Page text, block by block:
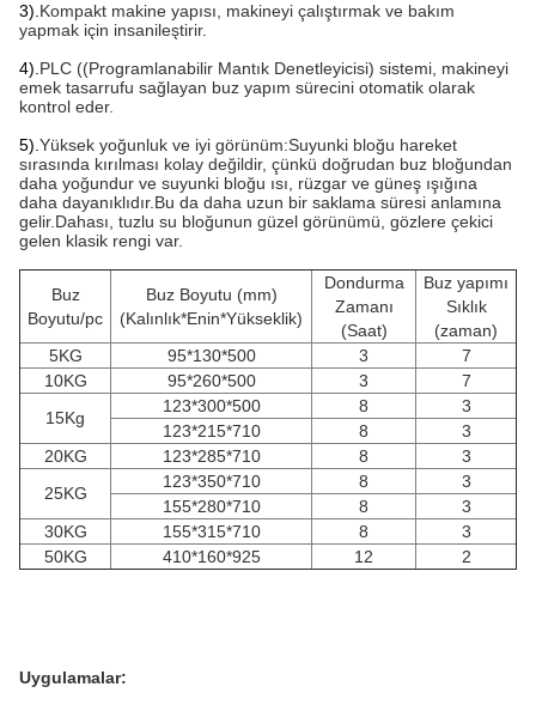
3). Kompakt makine yapısı, makineyi çalıştırmak ve bakım
yapmak için insanileştirir.
4). PLC ((Programlanabilir Mantık Denetleyicisi) sistemi, makineyi
emek tasarrufu sağlayan buz yapım sürecini otomatik olarak
kontrol eder.
5). Yüksek yoğunluk ve iyi görünüm:Suyunki bloğu hareket
sırasında kırılması kolay değildir, çünkü doğrudan buz bloğundan
daha yoğundur ve suyunki bloğu ısı, rüzgar ve güneş ışığına
daha dayanıklıdır.Bu da daha uzun bir saklama süresi anlamına
gelir.Dahası, tuzlu su bloğunun güzel görünümü, gözlere çekici
gelen klasik rengi var.
Buz
Boyutu/pc
Buz Boyutu (mm)
(Kalınlık*Enin*Yükseklik)
Dondurma
Zamanı
(Saat)
Buz yapımı
Sıklık
(zaman)
5KG
95*130*500 3
7
10KG
95*260*500 3
7
15Kg
123*300*500 8
3
123*215*710
8
3
20KG
123*285*710 8
3
25KG
123*350*710 8
3
155*280*710
8
3
30KG
155*315*710 8
3
50KG
410*160*925 12 2
Uygulamalar: